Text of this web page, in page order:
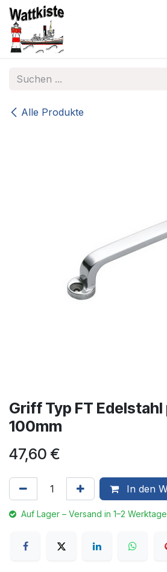
Zum Inhalt springen
Alle Produkte
Griff Typ FT
100mm
47,60 €
In den
Auf Lager – Versand in 1–2